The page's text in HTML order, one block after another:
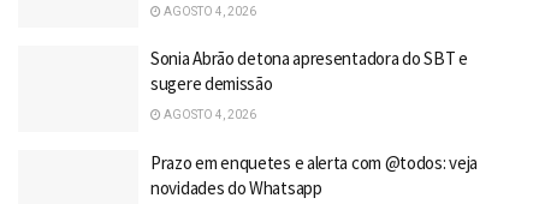
AGOSTO 4, 2026
Sonia Abrão detona apresentadora do SBT e
sugere demissão
AGOSTO 4, 2026
Prazo em enquetes e alerta com @todos: veja
novidades do Whatsapp